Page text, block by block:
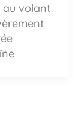
au volant